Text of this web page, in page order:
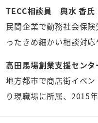
TECC相談員 輿水 香氏
民間企業で勤務社会保
ったきめ細かい相談対
高田馬場創業支援セン
地方都市で商店街イベ
り現職場に所属、2015